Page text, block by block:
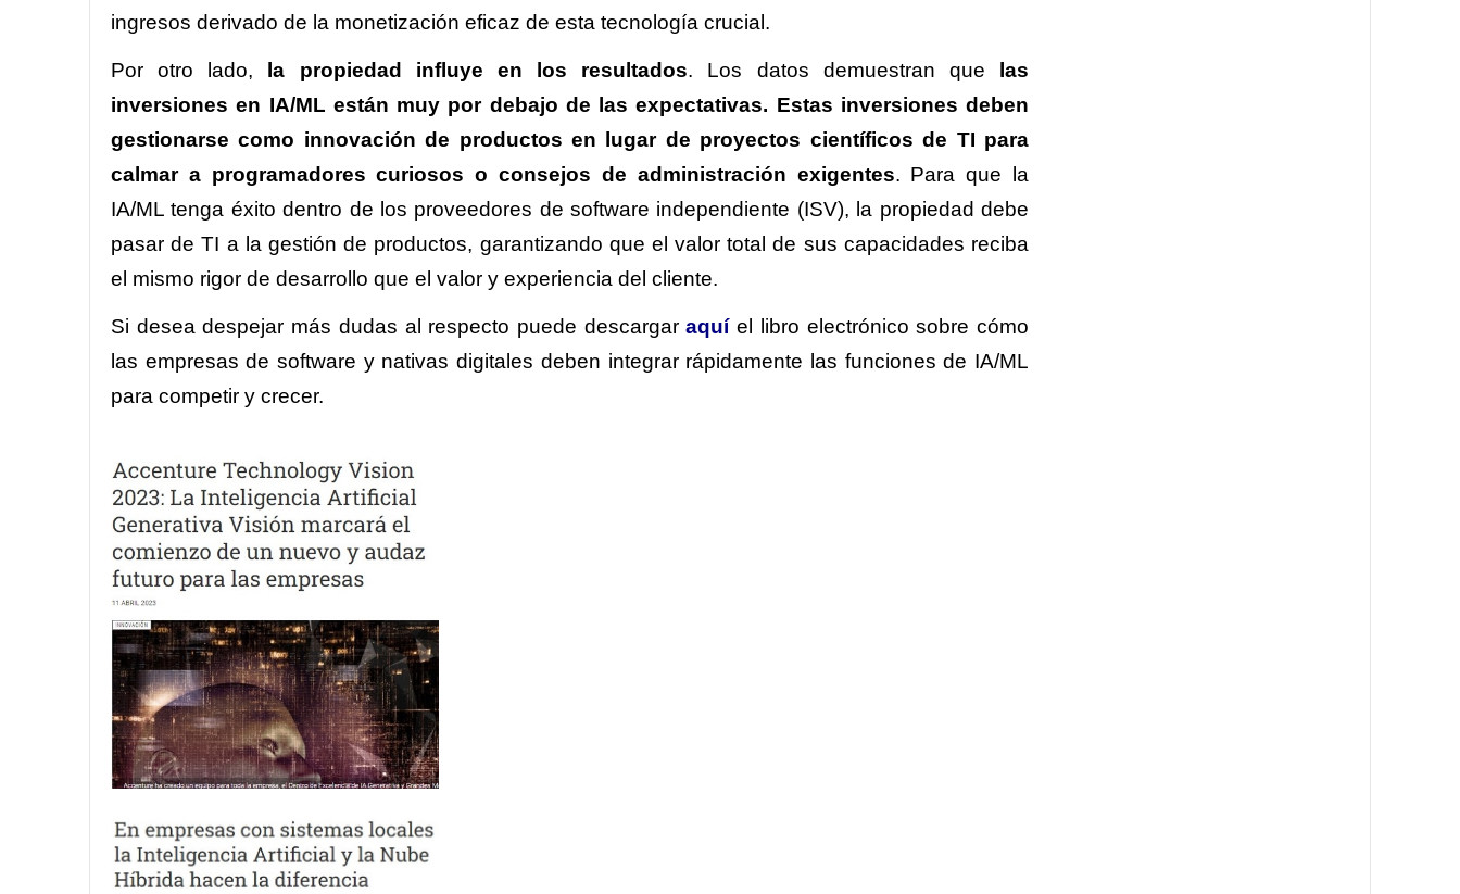
ingresos derivado de la monetización eficaz de esta tecnología crucial.
Por otro lado, la propiedad influye en los resultados. Los datos demuestran que
las
inversiones en IA/ML están muy por debajo de las expectativas. Estas inversiones deben
gestionarse como innovación de productos en lugar de proyectos científicos de TI para
calmar a programadores curiosos o consejos de administración exigentes. Para que la
IA/ML tenga éxito dentro de los proveedores de software independiente (ISV), la propiedad debe
pasar de TI a la gestión de productos, garantizando que el valor total de sus capacidades reciba
el mismo rigor de desarrollo que el valor y experiencia del cliente.
Si desea despejar más dudas al respecto puede descargaraquíel libro electrónico sobre cómo
las empresas de software y nativas digitales deben integrar rápidamente las funciones de IA/ML
para competir y crecer.